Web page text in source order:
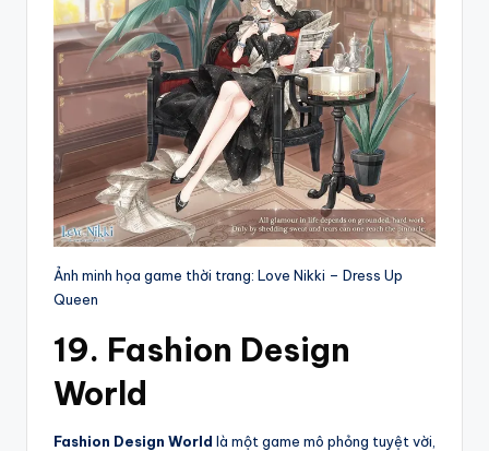
Ảnh minh họa game thời trang: Love Nikki – Dress Up
Queen
19. Fashion Design
World
Fashion Design World là một game mô phỏng tuyệt vời,